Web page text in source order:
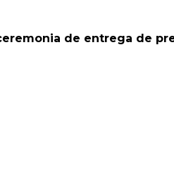
de entrega de